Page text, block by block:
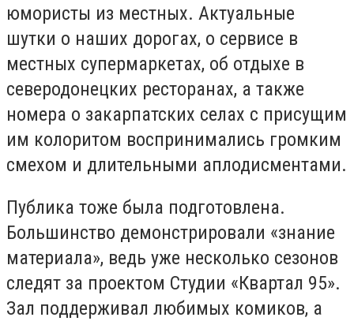
юмористы из местных. Актуальные
шутки о наших дорогах, о сервисе в
местных супермаркетах, об отдыхе в
северодонецких ресторанах, а также
номера о закарпатских селах с присущим
им колоритом воспринимались громким
смехом и длительными аплодисментами.
Публика тоже была подготовлена.
Большинство демонстрировали «знание
материала», ведь уже несколько сезонов
следят за проектом Студии «Квартал 95».
Зал поддерживал любимых комиков, а